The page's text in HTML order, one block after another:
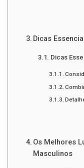
Dicas
Dicas
Os Melhores
Masculinos